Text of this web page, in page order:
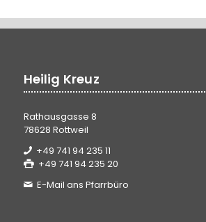
Heilig Kreuz
Rathausgasse 8
78628 Rottweil
+49 741 94 235 11
+49 741 94 235 20
E-Mail ans Pfarrbüro